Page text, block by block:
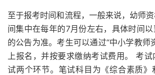
至于报考时间和流程，一般来说，幼师
间集中在每年的7月份左右，具体时间
的公告为准。考生可以通过“中小学教师
上报名，并按要求缴纳考试费用。 考
试两个环节。笔试科目为《综合素质》